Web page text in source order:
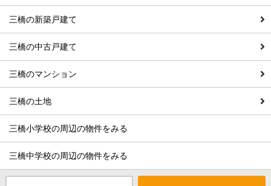
三橋の新築戸建て
三橋の中古戸建て
三橋のマンション
三橋の土地
三橋小学校の周辺の物件をみる
三橋中学校の周辺の物件をみる